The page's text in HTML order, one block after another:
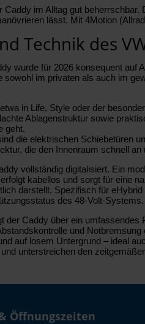
Caddy im Alltag gut
lässt. Mit 4Motion
Technik des
wurde für 2026 konsequent auf
sowohl im privaten als auch im
in Life, Style oder der
Ablagenstruktur sowie
geht.
die elektrischen Schiebetüren
die den Innenraum schnell
vollständig digitalisiert. Ein
kabellos und sorgt für eine
darstellt. Spezifisch für
des 48-Volt-Systems.
der Caddy über ein
und
auf losem Untergrund – ideal
unterstreichen den
Öffnungszeiten